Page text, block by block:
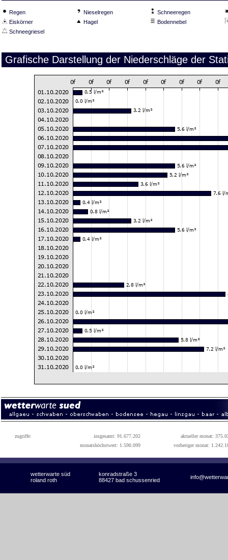
Regen Nieselregen
Schneeregen
Eiskörner
Hagel
Bodennebel
Schneegriesel
Grafische Darstellung der Niederschläge der
zugriffe: insgesamt: 91.677.202
aktueller monat:
monatshöchstwert: 1.590.099
vorheriger monat:
wetterwarte süd konradstraße 3
roland roth 88427 bad schussenried